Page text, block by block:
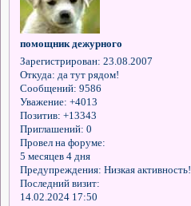
помощник дежурного
Зарегистрирован: 23.08.2007
Откуда: да тут рядом!
Сообщений: 9586
Уважение: +4013
Позитив: +13343
Приглашений: 0
Провел на форуме:
5 месяцев 4 дня
Предупреждения: Низкая активность!
Последний визит:
14.02.2024 17:50